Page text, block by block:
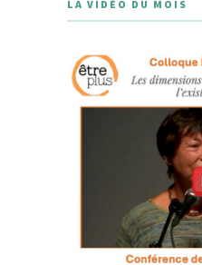
LA VIDÉO DU MOIS